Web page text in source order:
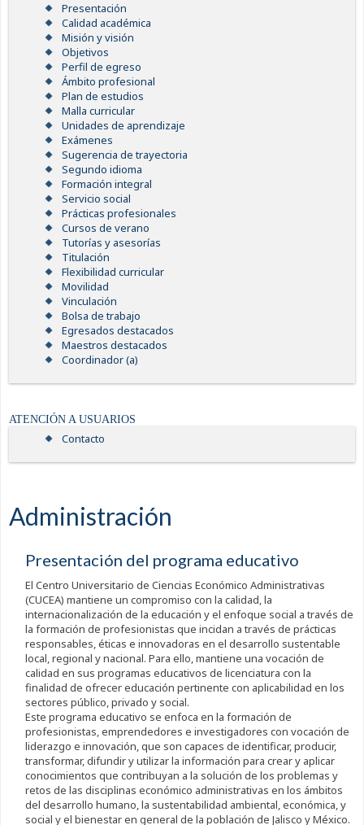
Presentación
Calidad académica
Misión y visión
Objetivos
Perfil de egreso
Ámbito profesional
Plan de estudios
Malla curricular
Unidades de aprendizaje
Exámenes
Sugerencia de trayectoria
Segundo idioma
Formación integral
Servicio social
Prácticas profesionales
Cursos de verano
Tutorías y asesorías
Titulación
Flexibilidad curricular
Movilidad
Vinculación
Bolsa de trabajo
Egresados destacados
Maestros destacados
Coordinador (a)
ATENCIÓN A USUARIOS
Contacto
Administración
Presentación del programa educativo
El Centro Universitario de Ciencias Económico Administrativas
(CUCEA) mantiene un compromiso con la calidad, la
internacionalización de la educación y el enfoque social a través de
la formación de profesionistas que incidan a través de prácticas
responsables, éticas e innovadoras en el desarrollo sustentable
local, regional y nacional. Para ello, mantiene una vocación de
calidad en sus programas educativos de licenciatura con la
finalidad de ofrecer educación pertinente con aplicabilidad en los
sectores público, privado y social.
Este programa educativo se enfoca en la formación de
profesionistas, emprendedores e investigadores con vocación de
liderazgo e innovación, que son capaces de identificar, producir,
transformar, difundir y utilizar la información para crear y aplicar
conocimientos que contribuyan a la solución de los problemas y
retos de las disciplinas económico administrativas en los ámbitos
del desarrollo humano, la sustentabilidad ambiental, económica, y
social y el bienestar en general de la población de Jalisco y México.